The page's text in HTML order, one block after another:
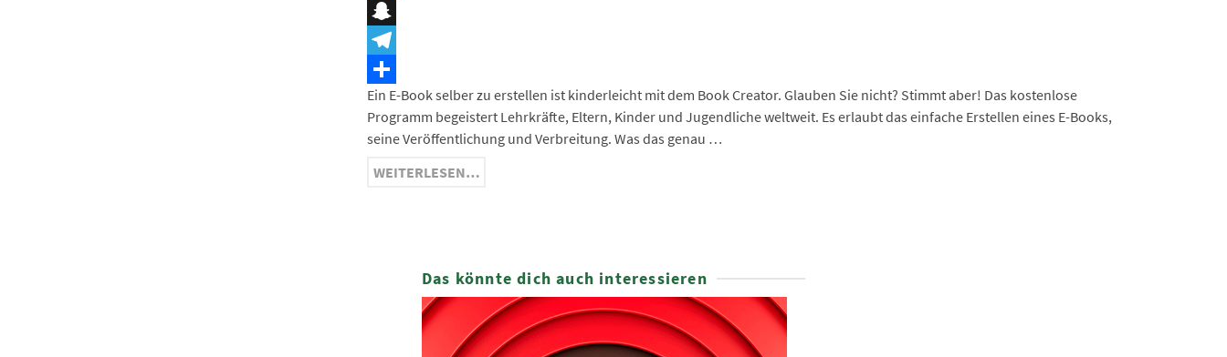
Messenger
Snapchat
Telegram
Teilen
Ein E-Book selber zu erstellen ist kinderleicht mit dem Book Creator. Glauben Sie nicht? Stimmt aber! Das kostenlose
Programm begeistert Lehrkräfte, Eltern, Kinder und Jugendliche weltweit. Es erlaubt das einfache Erstellen eines E-Books,
seine Veröffentlichung und Verbreitung. Was das genau …
WEITERLESEN…
Das könnte dich auch interessieren